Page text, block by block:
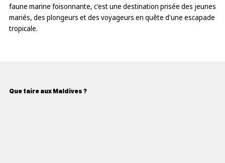
faune marine foisonnante, c'est une destination prisée des jeunes
mariés, des plongeurs et des voyageurs en quête d'une escapade
tropicale.
Que faire aux Maldives ?